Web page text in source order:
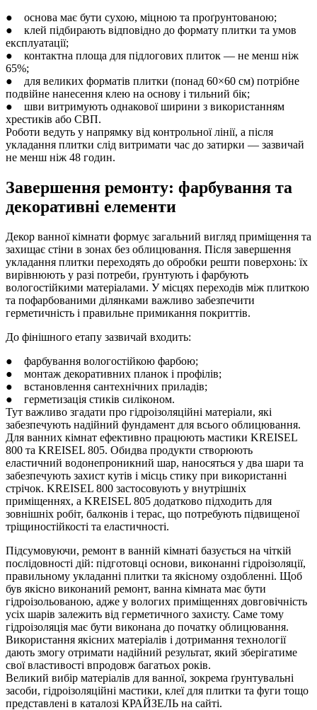
● основа має бути сухою, міцною та проґрунтованою;
● клей підбирають відповідно до формату плитки та умов
експлуатації;
● контактна площа для підлогових плиток — не менш ніж
65%;
● для великих форматів плитки (понад 60×60 см) потрібне
подвійне нанесення клею на основу і тильний бік;
● шви витримують однакової ширини з використанням
хрестиків або СВП.
Роботи ведуть у напрямку від контрольної лінії, а після
укладання плитки слід витримати час до затирки — зазвичай
не менш ніж 48 годин.
Завершення ремонту: фарбування та
декоративні елементи
Декор ванної кімнати формує загальний вигляд приміщення та
захищає стіни в зонах без облицювання. Після завершення
укладання плитки переходять до обробки решти поверхонь: їх
вирівнюють у разі потреби, ґрунтують і фарбують
вологостійкими матеріалами. У місцях переходів між плиткою
та пофарбованими ділянками важливо забезпечити
герметичність і правильне примикання покриттів.
До фінішного етапу зазвичай входить:
● фарбування вологостійкою фарбою;
● монтаж декоративних планок і профілів;
● встановлення сантехнічних приладів;
● герметизація стиків силіконом.
Тут важливо згадати про гідроізоляційні матеріали, які
забезпечують надійний фундамент для всього облицювання.
Для ванних кімнат ефективно працюють мастики KREISEL
800 та KREISEL 805. Обидва продукти створюють
еластичний водонепроникний шар, наносяться у два шари та
забезпечують захист кутів і місць стику при використанні
стрічок. KREISEL 800 застосовують у внутрішніх
приміщеннях, а KREISEL 805 додатково підходить для
зовнішніх робіт, балконів і терас, що потребують підвищеної
тріщиностійкості та еластичності.
Підсумовуючи, ремонт в ванній кімнаті базується на чіткій
послідовності дій: підготовці основи, виконанні гідроізоляції,
правильному укладанні плитки та якісному оздобленні. Щоб
був якісно виконаний ремонт, ванна кімната має бути
гідроізольованою, адже у вологих приміщеннях довговічність
усіх шарів залежить від герметичного захисту. Саме тому
гідроізоляція має бути виконана до початку облицювання.
Використання якісних матеріалів і дотримання технології
дають змогу отримати надійний результат, який зберігатиме
свої властивості впродовж багатьох років.
Великий вибір матеріалів для ванної, зокрема ґрунтувальні
засоби, гідроізоляційні мастики, клеї для плитки та фуги тощо
представлені в каталозі КРАЙЗЕЛЬ на сайті.